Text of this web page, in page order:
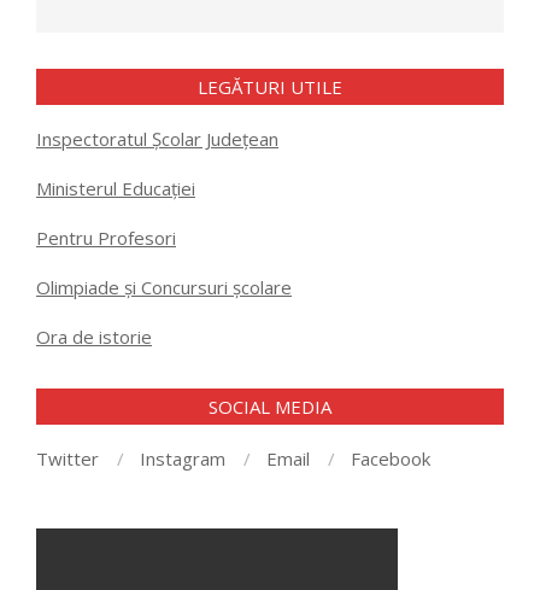
LEGĂTURI UTILE
Inspectoratul Școlar Județean
Ministerul Educației
Pentru Profesori
Olimpiade și Concursuri școlare
Ora de istorie
SOCIAL MEDIA
Twitter Instagram Email Facebook